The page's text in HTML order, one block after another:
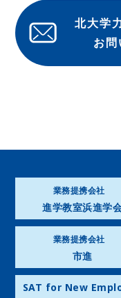
北大学
お
業務提携会社
進学教室浜進学
業務提携会社
市進
SAT for New